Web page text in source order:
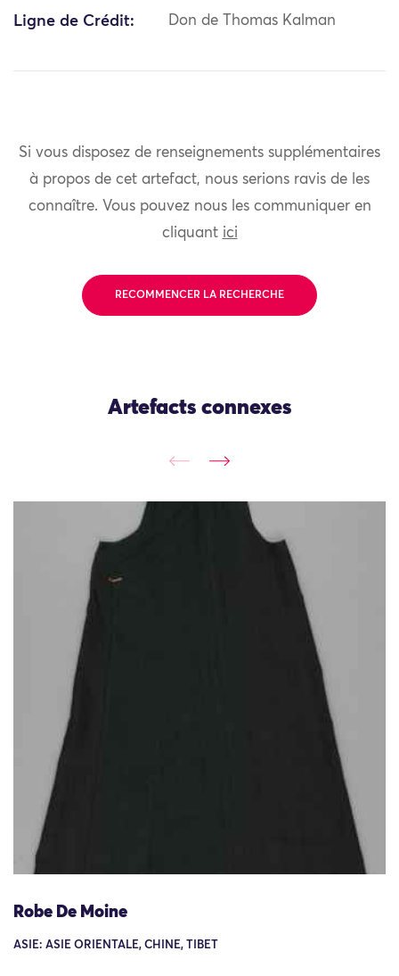
Ligne de Crédit: Don de Thomas Kalman
Si vous disposez de renseignements supplémentaires
à propos de cet artefact, nous serions ravis de les
connaître. Vous pouvez nous les communiquer en
cliquant ici
RECOMMENCER LA RECHERCHE
Artefacts connexes
Robe De Moine
ASIE: ASIE ORIENTALE, CHINE, TIBET